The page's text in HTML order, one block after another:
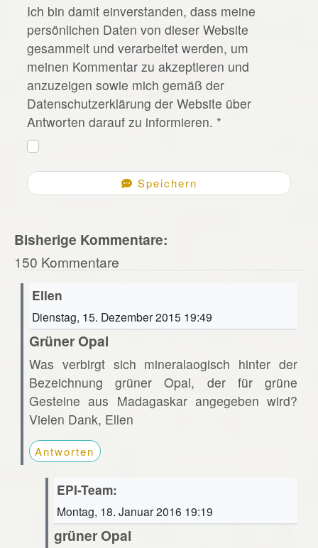
*
Ich bin damit einverstanden, dass meine
persönlichen Daten von dieser Website
gesammelt und verarbeitet werden, um
meinen Kommentar zu akzeptieren und
anzuzeigen sowie mich gemäß der
Datenschutzerklärung der Website über
Antworten darauf zu informieren. *
Speichern
Bisherige Kommentare:
150 Kommentare
Ellen
Dienstag, 15. Dezember 2015 19:49
Grüner Opal
Was verbirgt sich mineralaogisch hinter der
Bezeichnung grüner Opal, der für grüne
Gesteine aus Madagaskar angegeben wird?
Vielen Dank, Ellen
Antworten
EPI-Team:
Montag, 18. Januar 2016 19:19
grüner Opal